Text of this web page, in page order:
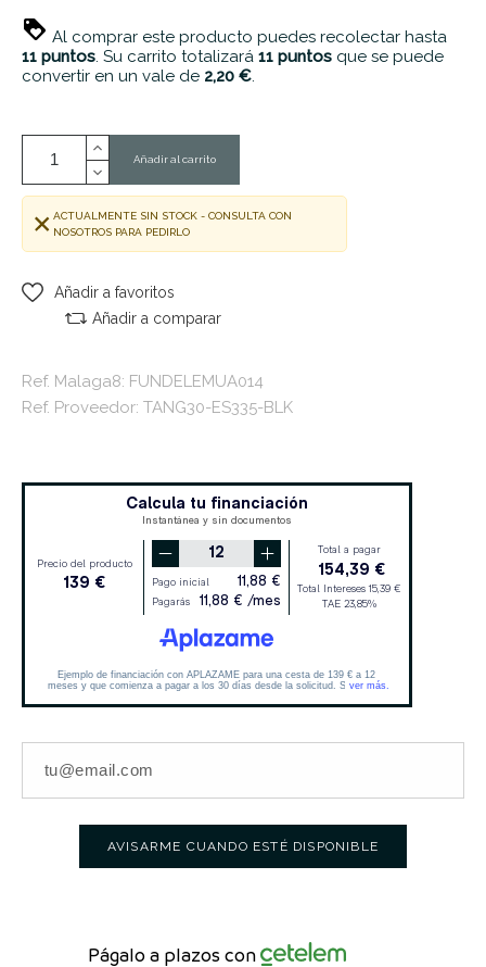
Al comprar este producto puedes recolectar hasta
11 puntos. Su carrito totalizará 11 puntos que se puede
convertir en un vale de 2,20 €.
Añadir al carrito
ACTUALMENTE SIN STOCK - CONSULTA CON
NOSOTROS PARA PEDIRLO
Añadir a favoritos
Añadir a comparar
Ref. Malaga8: FUNDELEMUA014
Ref. Proveedor: TANG30-ES335-BLK
AVISARME CUANDO ESTÉ DISPONIBLE
Págalo a plazos con